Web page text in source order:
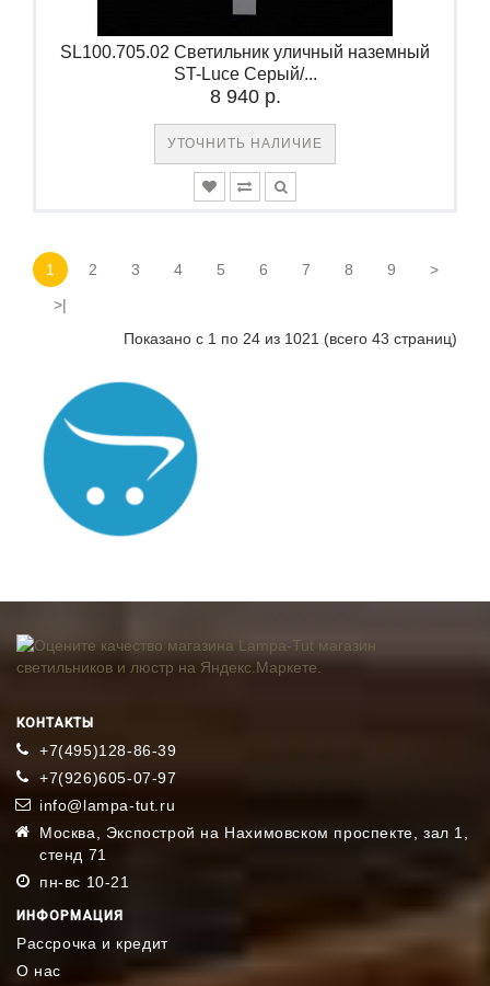
SL100.705.02 Светильник уличный наземный
ST-Luce Серый/...
8 940 р.
УТОЧНИТЬ НАЛИЧИЕ
1 2 3 4 5 6 7 8 9
>
>|
Показано с 1 по 24 из 1021 (всего 43 страниц)
КОНТАКТЫ
+7(495)128-86-39
+7(926)605-07-97
info@lampa-tut.ru
Москва, Экспострой на Нахимовском проспекте, зал 1,
стенд 71
пн-вс 10-21
ИНФОРМАЦИЯ
Рассрочка и кредит
О нас